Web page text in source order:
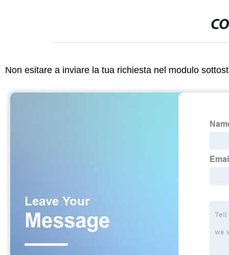
Non esitare a inviare la tua richiesta nel modulo